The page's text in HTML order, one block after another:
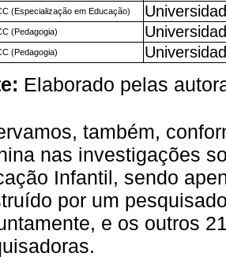
(Especialização em Educação)
(Pedagogia)
(Pedagogia)
Elaborado pelas
também,
nas investigações
Infantil, sendo
por um
e os outros